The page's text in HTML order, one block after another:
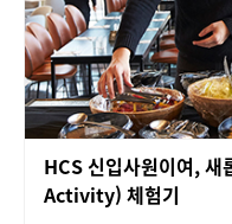
HCS 신입사원이여,
Activity) 체험기